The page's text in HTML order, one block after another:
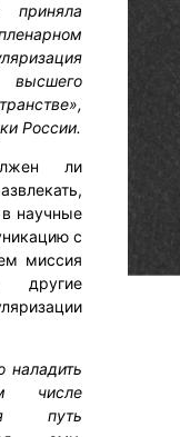
приняла
России.
ли
научные
с
миссия
другие
наладить
числе
путь